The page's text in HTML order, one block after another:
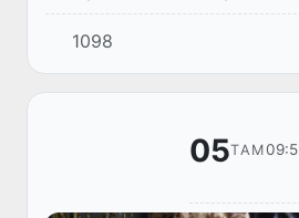
станциясынан Беларусь –
– Өзбекстан бағыты
екінші тікелей жүк пойызы
1098
05ТАМ